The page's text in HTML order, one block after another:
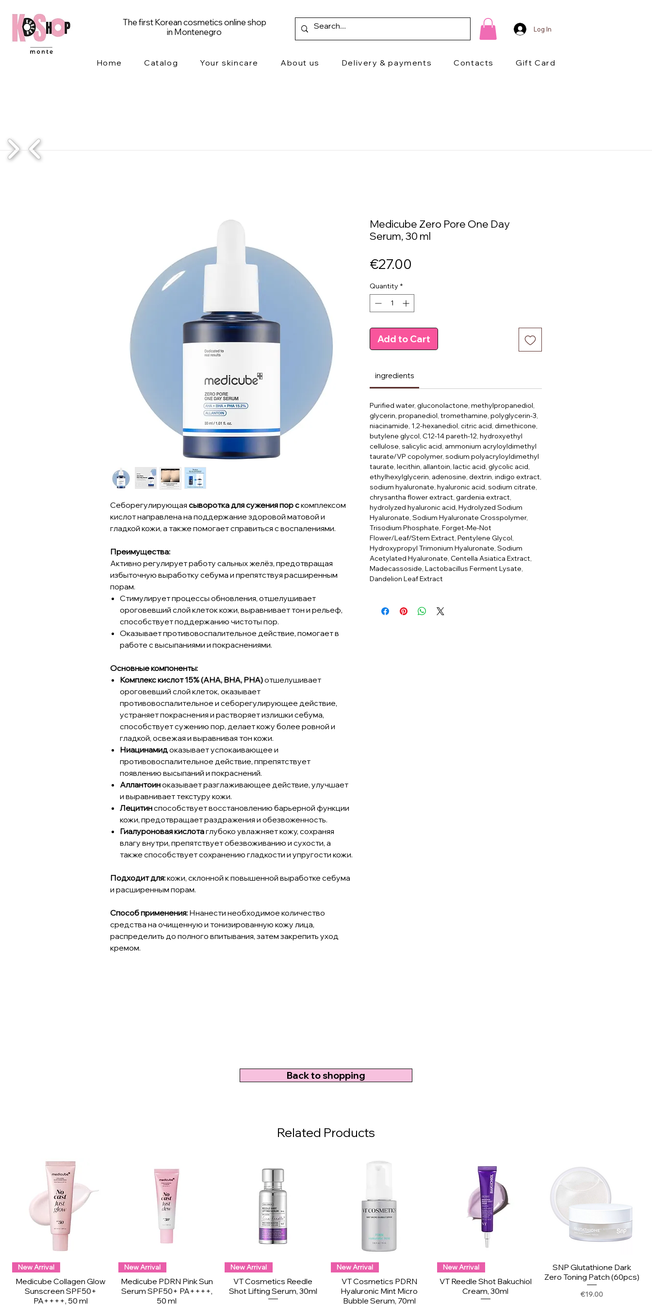
The first Korean cosmetics online shop
in Montenegro
Log In
Home Catalog Your skincare About us Delivery & payments Contacts Gift Card
Себорегулирующая сыворотка для сужения пор скомплексом
кислот направлена на поддержание здоровой матовой и
гладкой кожи, а также помогает справиться с воспалениями.
Преимущества:
Активно регулирует работу сальных желёз, предотвращая
избыточную выработку себума и препятствуя расширенным
порам.
Стимулирует процессы обновления, отшелушивает
ороговевший слой клеток кожи, выравнивает тон и рельеф,
способствует поддержанию чистоты пор.
Оказывает противовоспалительное действие, помогает в
работе с высыпаниями и покраснениями.
Основные компоненты:
Комплекс кислот 15% (AHA, BHA, PHA)отшелушивает
ороговевший слой клеток, оказывает
противовоспалительное и себорегулирующее действие,
устраняет покраснения и растворяет излишки себума,
способствует сужению пор, делает кожу более ровной и
гладкой, освежая и выравнивая тон кожи.
Ниацинамидоказывает успокаивающее и
противовоспалительное действие, ппрепятствует
появлению высыпаний и покраснений.
Аллантоиноказывает разглаживающее действие, улучшает
и выравнивает текстуру кожи.
Лецитинспособствует восстановлению барьерной функции
кожи, предотвращает раздражения и обезвоженность.
Гиалуроновая кислотаглубоко увлажняет кожу, сохраняя
влагу внутри, препятствует обезвоживанию и сухости, а
также способствует сохранению гладкости и упругости кожи.
Подходит для:кожи, склонной к повышенной выработке себума
и расширенным порам.
Способ применения: Ннанести необходимое количество
средства на очищенную и тонизированную кожу лица,
распределить до полного впитывания, затем закрепить уход
кремом.
Medicube Zero Pore One Day
Serum, 30 ml
€27.00
Quantity *
Add to Cart
ingredients
Purified water, gluconolactone, methylpropanediol,
glycerin, propanediol, tromethamine, polyglycerin-3,
niacinamide, 1,2-hexanediol, citric acid, dimethicone,
butylene glycol, C12-14 pareth-12, hydroxyethyl
cellulose, salicylic acid, ammonium acryloyldimethyl
taurate/VP copolymer, sodium polyacryloyldimethyl
taurate, lecithin, allantoin, lactic acid, glycolic acid,
ethylhexylglycerin, adenosine, dextrin, indigo extract,
sodium hyaluronate, hyaluronic acid, sodium citrate,
chrysantha flower extract, gardenia extract,
hydrolyzed hyaluronic acid, Hydrolyzed Sodium
Hyaluronate, Sodium Hyaluronate Crosspolymer,
Trisodium Phosphate, Forget-Me-Not
Flower/Leaf/Stem Extract, Pentylene Glycol,
Hydroxypropyl Trimonium Hyaluronate, Sodium
Acetylated Hyaluronate, Centella Asiatica Extract,
Madecassoside, Lactobacillus Ferment Lysate,
Dandelion Leaf Extract
Back to shopping
Related Products
New Arrival
Medicube Collagen Glow
Sunscreen SPF50+
PA++++, 50 ml
New Arrival
Medicube PDRN Pink Sun
Serum SPF50+ PA++++,
50 ml
New Arrival
VT Cosmetics Reedle
Shot Lifting Serum, 30ml
New Arrival
VT Cosmetics PDRN
Hyaluronic Mint Micro
Bubble Serum, 70ml
New Arrival
VT Reedle Shot Bakuchiol
Cream, 30ml
SNP Glutathione Dark
Zero Toning Patch (60pcs)
Price
€19.00